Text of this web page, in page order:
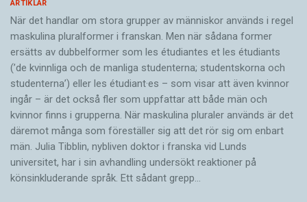
ARTIKLAR
När det handlar om stora grupper av människor används i regel
maskulina pluralformer i franskan. Men när sådana ­former
ersätts av dubbel­former som les étudiantes et les étudiants
(’de kvinnliga och de manliga studenterna; studentskorna och
studenterna’) eller les étudiant·es – som visar att även kvinnor
ingår – är det också fler som uppfattar att både män och
kvinnor finns i grupperna. När maskulina pluraler används är det
där­emot många som föreställer sig att det rör sig om enbart
män. Julia Tibblin, nybliven doktor i franska vid Lunds
universitet, har i sin avhandling undersökt reaktioner på
könsinkluderande språk. Ett sådant grepp…